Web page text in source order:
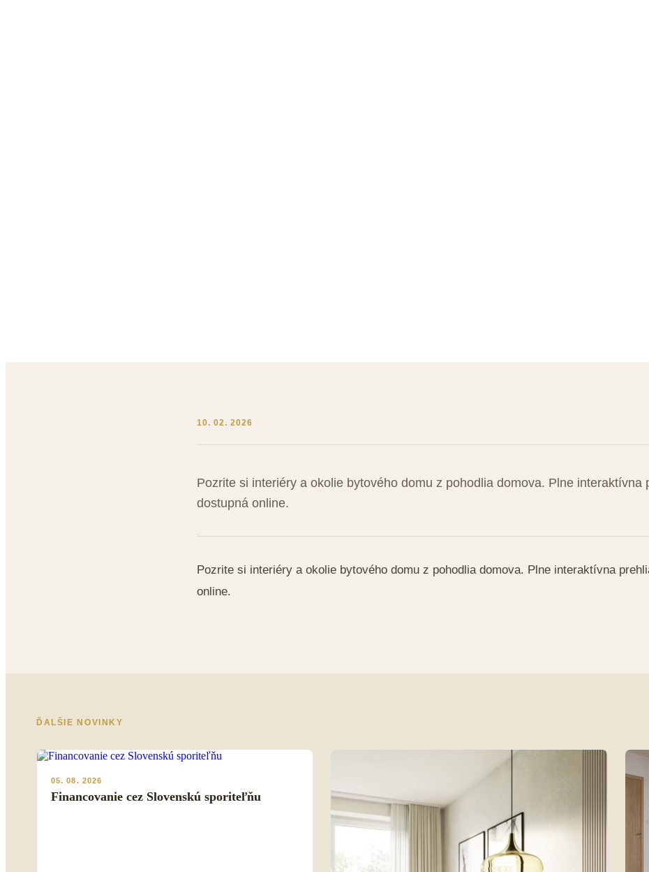
10. 02. 2026
Pozrite si interiéry a okolie bytového domu z pohodlia domova. Plne interaktívna
dostupná online.
Pozrite si interiéry a okolie bytového domu z pohodlia domova. Plne interaktívna
online.
ĎALŠIE NOVINKY
05. 08. 2026
Financovanie cez Slovenskú sporiteľňu